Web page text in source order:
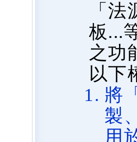
「
板...
之功
以下
將
製
用